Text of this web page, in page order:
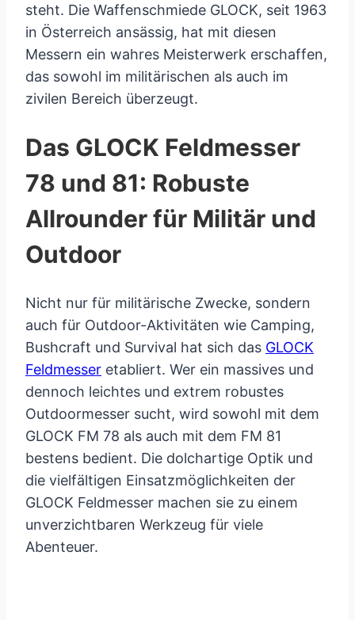
steht. Die Waffenschmiede GLOCK, seit 1963
in Österreich ansässig, hat mit diesen
Messern ein wahres Meisterwerk erschaffen,
das sowohl im militärischen als auch im
zivilen Bereich überzeugt.
Das GLOCK Feldmesser
78 und 81: Robuste
Allrounder für Militär und
Outdoor
Nicht nur für militärische Zwecke, sondern
auch für Outdoor-Aktivitäten wie Camping,
Bushcraft und Survival hat sich das GLOCK
Feldmesser etabliert. Wer ein massives und
dennoch leichtes und extrem robustes
Outdoormesser sucht, wird sowohl mit dem
GLOCK FM 78 als auch mit dem FM 81
bestens bedient. Die dolchartige Optik und
die vielfältigen Einsatzmöglichkeiten der
GLOCK Feldmesser machen sie zu einem
unverzichtbaren Werkzeug für viele
Abenteuer.